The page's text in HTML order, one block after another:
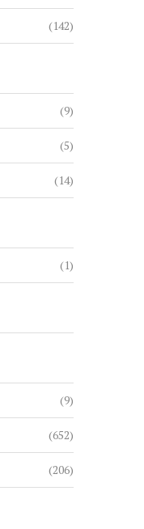
(142)
(9)
(5)
(14)
(1)
(9)
(652)
(206)